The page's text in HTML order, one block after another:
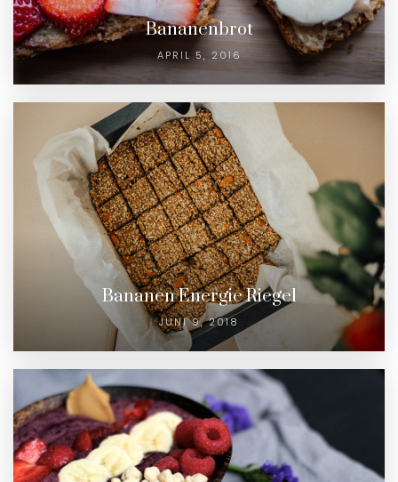
Bananenbrot
APRIL 5, 2016
Bananen Energie Riegel
JUNI 9, 2018